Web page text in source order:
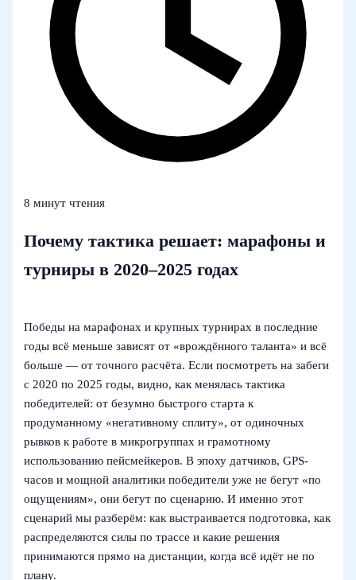
8 минут чтения
Почему тактика решает: марафоны и
турниры в 2020–2025 годах
Победы на марафонах и крупных турнирах в последние
годы всё меньше зависят от «врождённого таланта» и всё
больше — от точного расчёта. Если посмотреть на забеги
с 2020 по 2025 годы, видно, как менялась тактика
победителей: от безумно быстрого старта к
продуманному «негативному сплиту», от одиночных
рывков к работе в микрогруппах и грамотному
использованию пейсмейкеров. В эпоху датчиков, GPS-
часов и мощной аналитики победители уже не бегут «по
ощущениям», они бегут по сценарию. И именно этот
сценарий мы разберём: как выстраивается подготовка, как
распределяются силы по трассе и какие решения
принимаются прямо на дистанции, когда всё идёт не по
плану.